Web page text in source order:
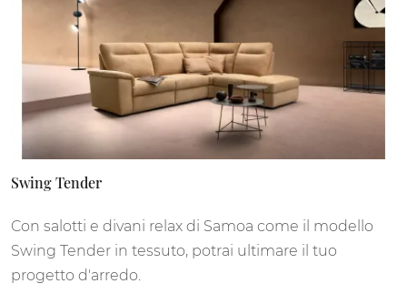
Swing Tender
Con salotti e divani relax di Samoa come il modello
Swing Tender in tessuto, potrai ultimare il tuo
progetto d'arredo.